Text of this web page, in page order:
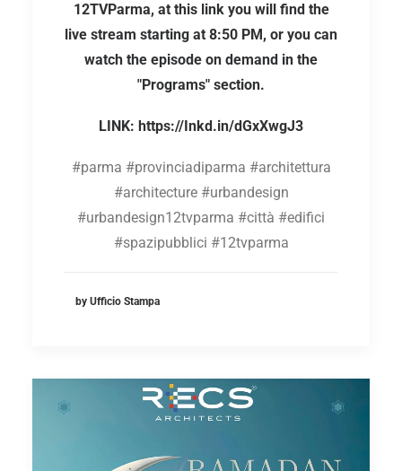
12TVParma, at this link you will find the
live stream starting at 8:50 PM, or you can
watch the episode on demand in the
"Programs" section.
LINK: https://Inkd.in/dGxXwgJ3
#parma #provinciadiparma #architettura
#architecture #urbandesign
#urbandesign12tvparma #città #edifici
#spazipubblici #12tvparma
by Ufficio Stampa